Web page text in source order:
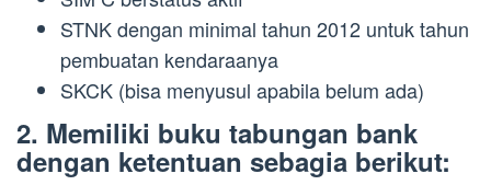
STNK dengan minimal tahun 2012 untuk tahun
pembuatan kendaraanya
SKCK (bisa menyusul apabila belum ada)
2. Memiliki buku tabungan bank
dengan ketentuan sebagia berikut: